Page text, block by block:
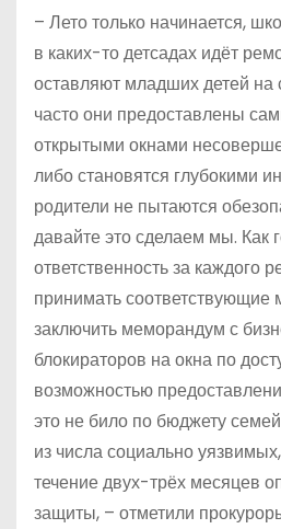
– Лето только начинается,
в каких-то детсадах идёт
оставляют младших детей на
часто они предоставлены
открытыми окнами
либо становятся глубокими
родители не пытаются
давайте это сделаем мы. Как
ответственность за каждого
принимать
заключить меморандум с
блокираторов на окна по
возможностью
это не било по бюджету
из числа социально
течение двух-трёх месяцев
защиты, – отметили